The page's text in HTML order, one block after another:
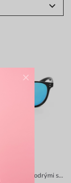
unisex sluneční brýle s modrými sklíčky
×